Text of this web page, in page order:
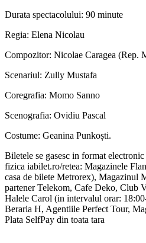
Durata spectacolului: 90 minute
Regia: Elena Nicolau
Compozitor: Nicolae Caragea (Rep.
Scenariul: Zully Mustafa
Coregrafia: Momo Sanno
Scenografia: Ovidiu Pascal
Costume: Geanina Punkoști.
Biletele se gasesc in format
fizica iabilet.ro/retea: Magazinele
casa de bilete Metrorex), Magazinul
partener Telekom, Cafe Deko, Club
Halele Carol (in intervalul orar:
Beraria H, Agentiile Perfect Tour,
Plata SelfPay din toata tara